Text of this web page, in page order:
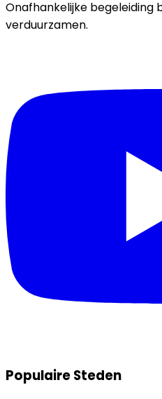
Onafhankelijke begeleiding
verduurzamen.
Populaire Steden